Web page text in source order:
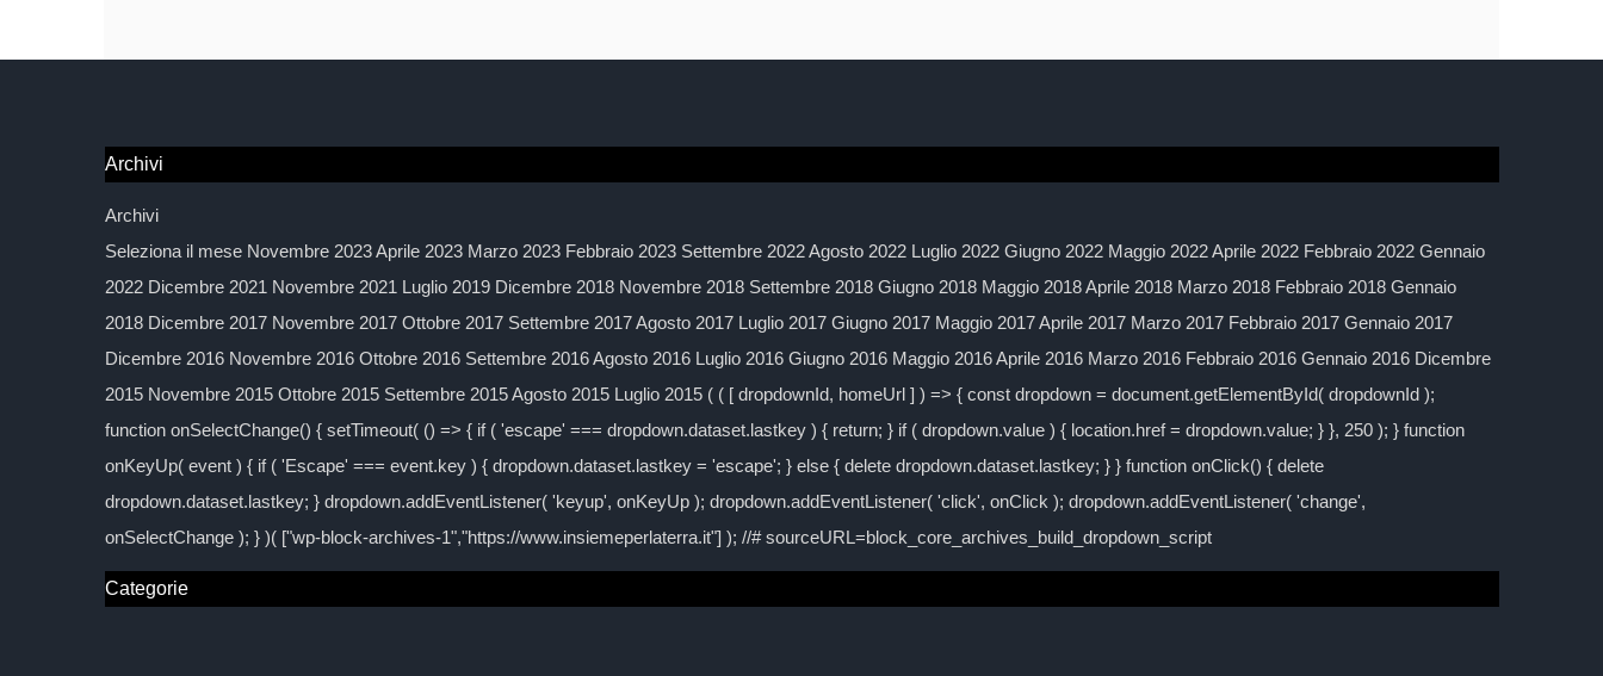
Archivi
Archivi
Seleziona il mese Novembre 2023 Aprile 2023 Marzo 2023 Febbraio 2023 Settembre 2022 Agosto 2022 Luglio 2022 Giugno 2022 Maggio 2022 Aprile 2022 Febbraio 2022 Gennaio
2022 Dicembre 2021 Novembre 2021 Luglio 2019 Dicembre 2018 Novembre 2018 Settembre 2018 Giugno 2018 Maggio 2018 Aprile 2018 Marzo 2018 Febbraio 2018 Gennaio
2018 Dicembre 2017 Novembre 2017 Ottobre 2017 Settembre 2017 Agosto 2017 Luglio 2017 Giugno 2017 Maggio 2017 Aprile 2017 Marzo 2017 Febbraio 2017 Gennaio 2017
Dicembre 2016 Novembre 2016 Ottobre 2016 Settembre 2016 Agosto 2016 Luglio 2016 Giugno 2016 Maggio 2016 Aprile 2016 Marzo 2016 Febbraio 2016 Gennaio 2016 Dicembre
2015 Novembre 2015 Ottobre 2015 Settembre 2015 Agosto 2015 Luglio 2015 ( ( [ dropdownId, homeUrl ] ) => { const dropdown = document.getElementById( dropdownId );
function onSelectChange() { setTimeout( () => { if ( 'escape' === dropdown.dataset.lastkey ) { return; } if ( dropdown.value ) { location.href = dropdown.value; } }, 250 ); } function
onKeyUp( event ) { if ( 'Escape' === event.key ) { dropdown.dataset.lastkey = 'escape'; } else { delete dropdown.dataset.lastkey; } } function onClick() { delete
dropdown.dataset.lastkey; } dropdown.addEventListener( 'keyup', onKeyUp ); dropdown.addEventListener( 'click', onClick ); dropdown.addEventListener( 'change',
onSelectChange ); } )( ["wp-block-archives-1","https://www.insiemeperlaterra.it"] ); //# sourceURL=block_core_archives_build_dropdown_script
Categorie